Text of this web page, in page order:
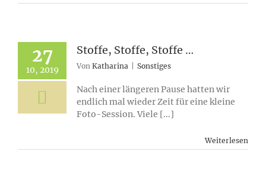
27
10, 2019
Stoffe, Stoffe, Stoffe …
Von Katharina Sonstiges
Nach einer längeren Pause hatten wir
endlich mal wieder Zeit für eine kleine
Foto-Session. Viele [...]
Weiterlesen